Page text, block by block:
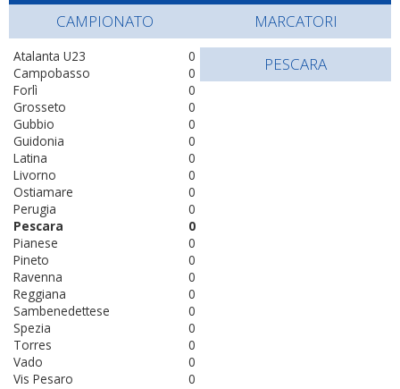
CAMPIONATO
0
Atalanta U23
0
Campobasso
0
Forlì
0
Grosseto
0
Gubbio
0
Guidonia
0
Latina
0
Livorno
0
Ostiamare
0
Perugia
0
Pescara
0
Pianese
0
Pineto
0
Ravenna
0
Reggiana
0
Sambenedettese
0
Spezia
0
Torres
0
Vado
0
Vis Pesaro
MARCATORI
PESCARA